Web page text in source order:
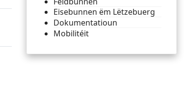
Eisebunnen ëm Lëtzebuerg
Dokumentatioun
Mobilitéit